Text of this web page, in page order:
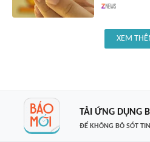
XEM
TẢI ỨNG DỤNG
ĐỂ KHÔNG BỎ SÓT